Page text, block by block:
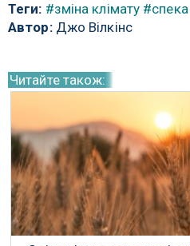
Теги: #зміна клімату #спека
Автор:Джо Вілкінс
Читайте також: